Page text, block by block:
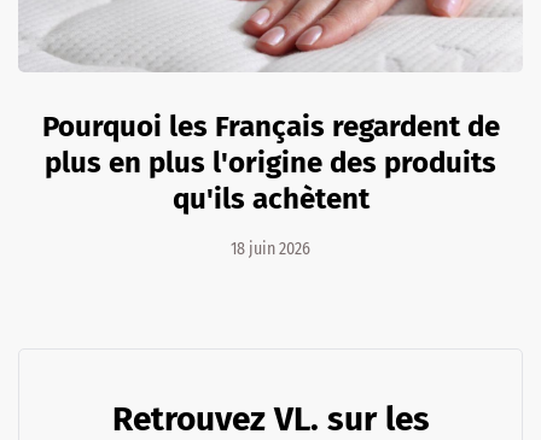
Pourquoi les Français regardent de
plus en plus l'origine des produits
qu'ils achètent
18 juin 2026
Retrouvez VL. sur les